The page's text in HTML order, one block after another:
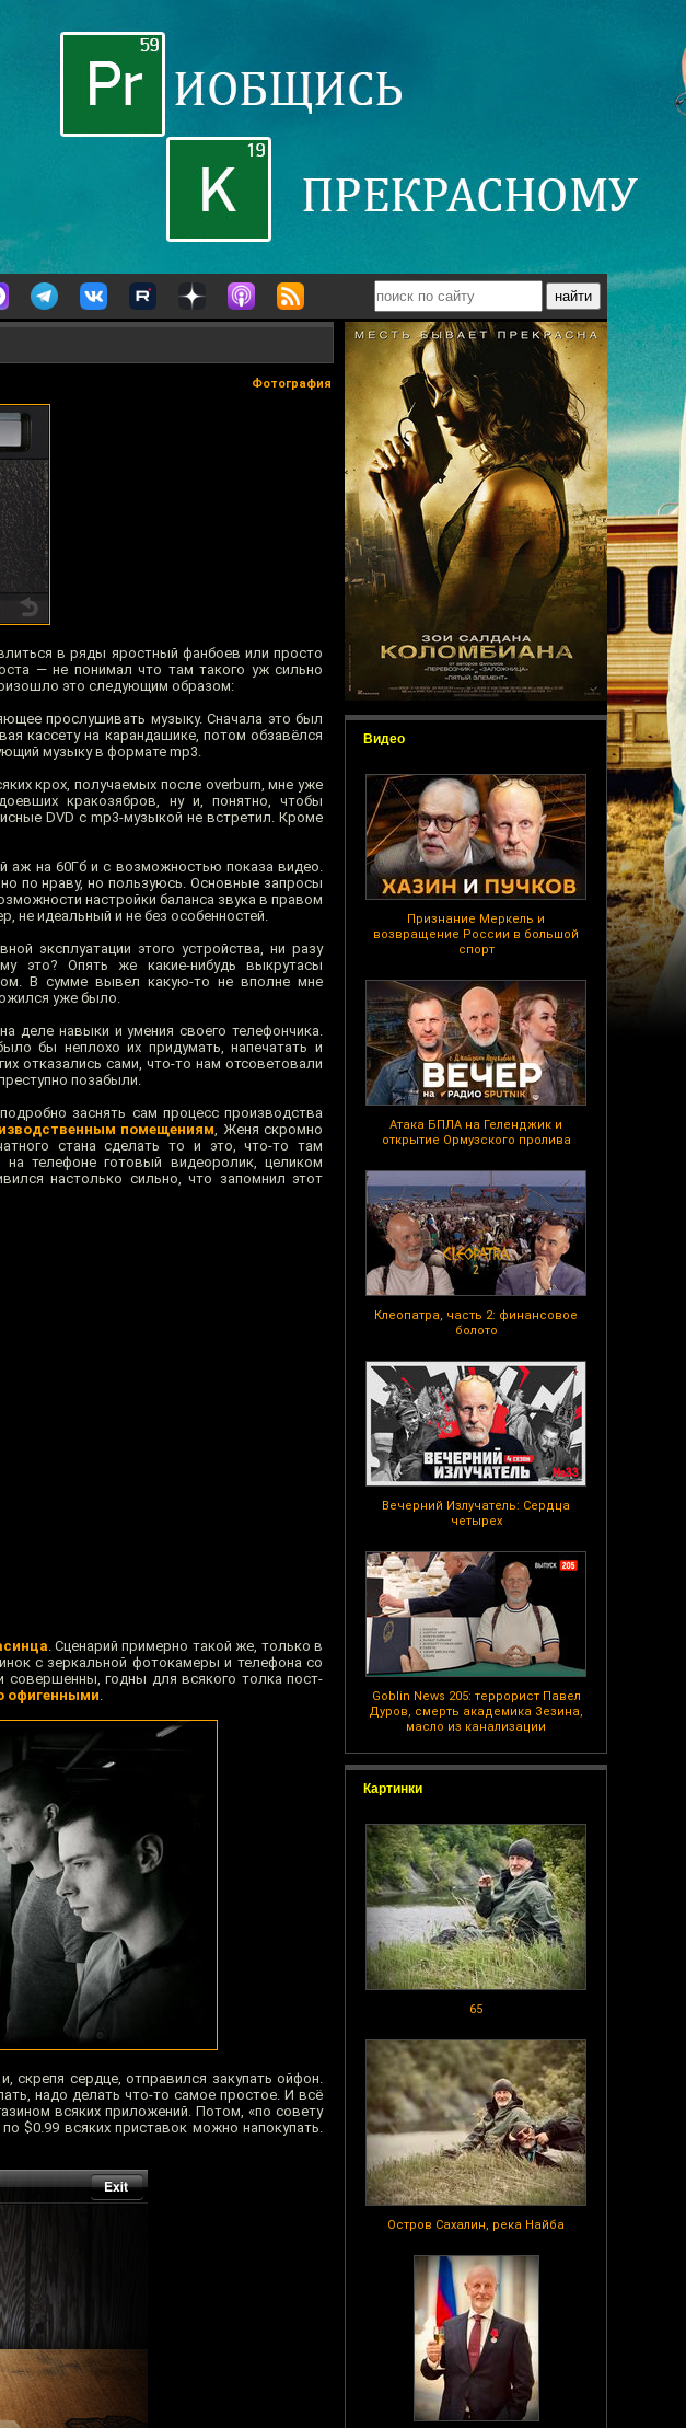
Видео
Признание Меркель и
возвращение России в большой
спорт
Атака БПЛА на Геленджик и
открытие Ормузского пролива
Клеопатра, часть 2: финансовое
болото
Вечерний Излучатель: Сердца
четырех
Goblin News 205: террорист Павел
Дуров, смерть академика Зезина,
масло из канализации
Картинки
65
Остров Сахалин, река Найба
Фотография
в ряды яростный фанбоев или просто
— не понимал что там такого уж сильно
это следующим образом:
прослушивать музыку. Сначала это был
кассету на карандашике, потом обзавёлся
музыку в формате mp3.
крох, получаемых после overburn, мне уже
кракозябров, ну и, понятно, чтобы
DVD с mp3-музыкой не встретил. Кроме
аж на 60Гб и с возможностью показа видео.
по нраву, но пользуюсь. Основные запросы
настройки баланса звука в правом
не идеальный и не без особенностей.
эксплуатации этого устройства, ни разу
это? Опять же какие-нибудь выкрутасы
В сумме вывел какую-то не вполне мне
уже было.
деле навыки и умения своего телефончика.
бы неплохо их придумать, напечатать и
отказались сами, что-то нам отсоветовали
позабыли.
заснять сам процесс производства
помещениям, Женя скромно
стана сделать то и это, что-то там
телефоне готовый видеоролик, целиком
настолько сильно, что запомнил этот
. Сценарий примерно такой же, только в
с зеркальной фотокамеры и телефона со
совершенны, годны для всякого толка пост-
офигенными.
скрепя сердце, отправился закупать ойфон.
надо делать что-то самое простое. И всё
всяких приложений. Потом, «по совету
$0.99 всяких приставок можно напокупать.